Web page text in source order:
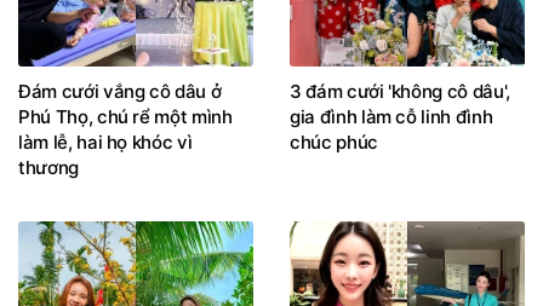
Đám cưới vắng cô dâu ở
Phú Thọ, chú rể một mình
làm lễ, hai họ khóc vì
thương
3 đám cưới 'không cô dâu',
gia đình làm cỗ linh đình
chúc phúc